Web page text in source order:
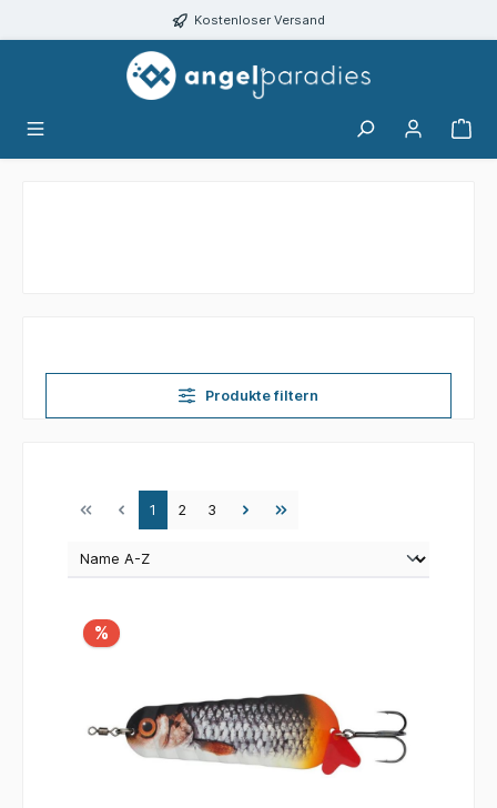
Kostenloser Versand
Produkte filtern
Seite
1 Seite
2 Seite
3
%